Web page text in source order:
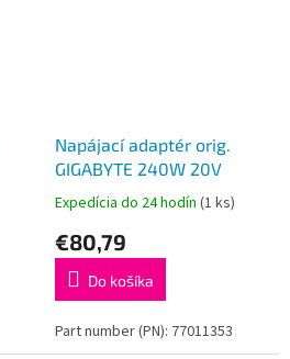
Napájací adaptér orig.
GIGABYTE 240W 20V
Expedícia do 24 hodín (1 ks)
€80,79
Do košíka
Part number (PN): 77011353